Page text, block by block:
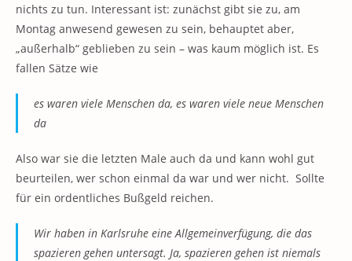
nichts zu tun. Interessant ist: zunächst gibt sie zu, am
Montag anwesend gewesen zu sein, behauptet aber,
„außerhalb“ geblieben zu sein – was kaum möglich ist. Es
fallen Sätze wie
es waren viele Menschen da, es waren viele neue Menschen
da
Also war sie die letzten Male auch da und kann wohl gut
beurteilen, wer schon einmal da war und wer nicht. Sollte
für ein ordentliches Bußgeld reichen.
Wir haben in Karlsruhe eine Allgemeinverfügung, die das
spazieren gehen untersagt. Ja, spazieren gehen ist niemals